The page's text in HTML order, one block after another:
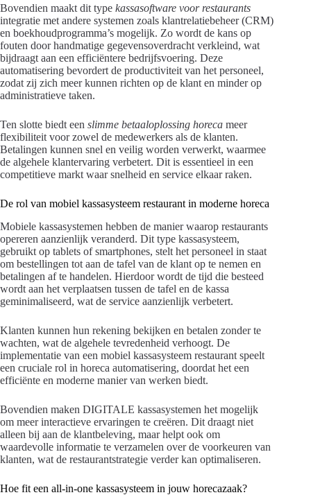
Bovendien maakt dit type kassasoftware voor restaurants
integratie met andere systemen zoals klantrelatiebeheer (CRM)
en boekhoudprogramma’s mogelijk. Zo wordt de kans op
fouten door handmatige gegevensoverdracht verkleind, wat
bijdraagt aan een efficiëntere bedrijfsvoering. Deze
automatisering bevordert de productiviteit van het personeel,
zodat zij zich meer kunnen richten op de klant en minder op
administratieve taken.
Ten slotte biedt een slimme betaaloplossing horeca meer
flexibiliteit voor zowel de medewerkers als de klanten.
Betalingen kunnen snel en veilig worden verwerkt, waarmee
de algehele klantervaring verbetert. Dit is essentieel in een
competitieve markt waar snelheid en service elkaar raken.
De rol van mobiel kassasysteem restaurant in moderne horeca
Mobiele kassasystemen hebben de manier waarop restaurants
opereren aanzienlijk veranderd. Dit type kassasysteem,
gebruikt op tablets of smartphones, stelt het personeel in staat
om bestellingen tot aan de tafel van de klant op te nemen en
betalingen af te handelen. Hierdoor wordt de tijd die besteed
wordt aan het verplaatsen tussen de tafel en de kassa
geminimaliseerd, wat de service aanzienlijk verbetert.
Klanten kunnen hun rekening bekijken en betalen zonder te
wachten, wat de algehele tevredenheid verhoogt. De
implementatie van een mobiel kassasysteem restaurant speelt
een cruciale rol in horeca automatisering, doordat het een
efficiënte en moderne manier van werken biedt.
Bovendien maken DIGITALE kassasystemen het mogelijk
om meer interactieve ervaringen te creëren. Dit draagt niet
alleen bij aan de klantbeleving, maar helpt ook om
waardevolle informatie te verzamelen over de voorkeuren van
klanten, wat de restaurantstrategie verder kan optimaliseren.
Hoe fit een all-in-one kassasysteem in jouw horecazaak?